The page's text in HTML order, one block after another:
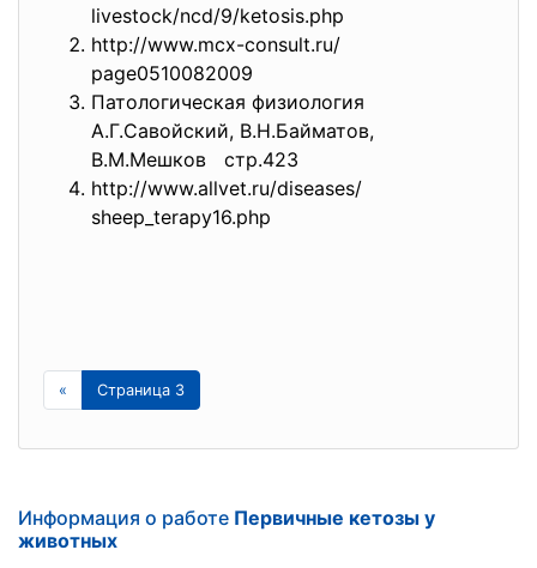
livestock/ncd/9/ketosis.php
http://www.mcx-consult.ru/
page0510082009
Патологическая физиология
А.Г.Савойский, В.Н.Байматов,
В.М.Мешков стр.423
http://www.allvet.ru/diseases/
sheep_terapy16.php
« Страница 3
Информация о работе Первичные кетозы у
животных